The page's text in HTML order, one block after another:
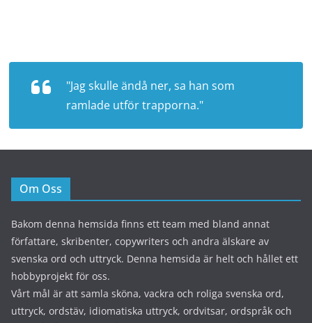
"Jag skulle ändå ner, sa han som
ramlade utför trapporna."
Om Oss
Bakom denna hemsida finns ett team med bland annat
författare, skribenter, copywriters och andra älskare av
svenska ord och uttryck. Denna hemsida är helt och hållet ett
hobbyprojekt för oss.
Vårt mål är att samla sköna, vackra och roliga svenska ord,
uttryck, ordstäv, idiomatiska uttryck, ordvitsar, ordspråk och